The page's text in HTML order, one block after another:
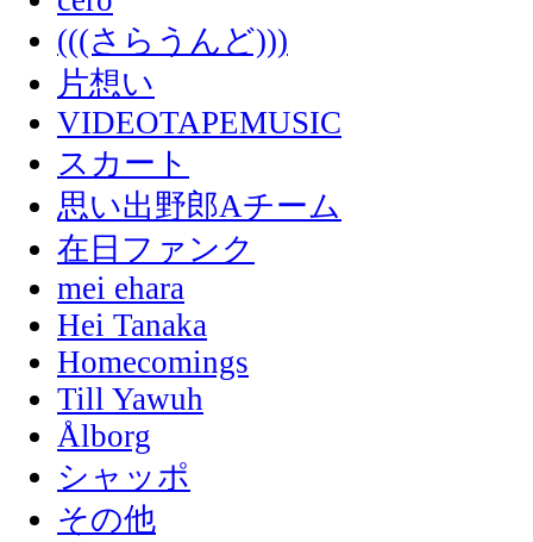
(((さらうんど)))
片想い
VIDEOTAPEMUSIC
スカート
思い出野郎Aチーム
在日ファンク
mei ehara
Hei Tanaka
Homecomings
Till Yawuh
Ålborg
シャッポ
その他